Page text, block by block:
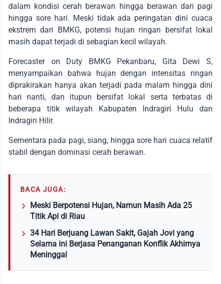
dalam kondisi cerah berawan hingga berawan dari pagi
hingga sore hari. Meski tidak ada peringatan dini cuaca
ekstrem dari BMKG, potensi hujan ringan bersifat lokal
masih dapat terjadi di sebagian kecil wilayah.
Forecaster on Duty BMKG Pekanbaru, Gita Dewi S,
menyampaikan bahwa hujan dengan intensitas ringan
diprakirakan hanya akan terjadi pada malam hingga dini
hari nanti, dan itupun bersifat lokal serta terbatas di
beberapa titik wilayah Kabupaten Indragiri Hulu dan
Indragiri Hilir.
Sementara pada pagi, siang, hingga sore hari cuaca relatif
stabil dengan dominasi cerah berawan.
BACA JUGA:
Meski Berpotensi Hujan, Namun Masih Ada 25
Titik Api di Riau
34 Hari Berjuang Lawan Sakit, Gajah Jovi yang
Selama ini Berjasa Penanganan Konflik Akhirnya
Meninggal